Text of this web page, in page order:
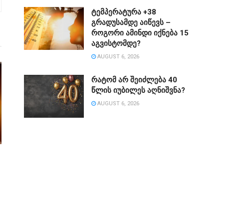
ტემპერატურა +38
გრადუსამდე აიწევს –
როგორი ამინდი იქნება 15
აგვისტომდე?
AUGUST 6, 2026
რატომ არ შეიძლება 40
წლის იუბილეს აღნიშვნა?
AUGUST 6, 2026